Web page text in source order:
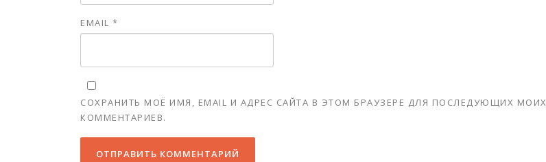
EMAIL *
СОХРАНИТЬ МОЁ ИМЯ, EMAIL И АДРЕС САЙТА В ЭТОМ БРАУЗЕРЕ ДЛЯ ПОСЛЕДУЮЩИХ МОИХ
КОММЕНТАРИЕВ.